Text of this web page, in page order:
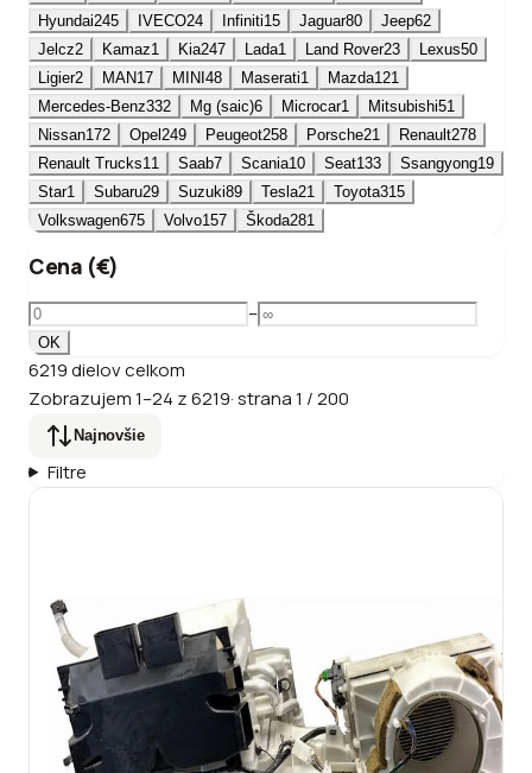
Hyundai245 IVECO24 Infiniti15 Jaguar80 Jeep62
Jelcz2 Kamaz1 Kia247 Lada1 Land Rover23 Lexus50
Ligier2 MAN17 MINI48 Maserati1 Mazda121
Mercedes-Benz332 Mg (saic)6 Microcar1 Mitsubishi51
Nissan172 Opel249 Peugeot258 Porsche21 Renault278
Renault Trucks11 Saab7 Scania10 Seat133 Ssangyong19
Star1 Subaru29 Suzuki89 Tesla21 Toyota315
Volkswagen675 Volvo157 Škoda281
Cena (€)
–
OK
6219dielovcelkom
Zobrazujem1–24 z6219·strana1 /200
Najnovšie
Filtre